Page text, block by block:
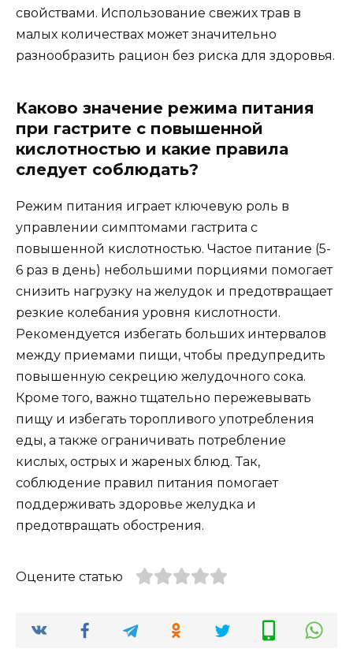
свойствами. Использование свежих трав в
малых количествах может значительно
разнообразить рацион без риска для здоровья.
Каково значение режима питания
при гастрите с повышенной
кислотностью и какие правила
следует соблюдать?
Режим питания играет ключевую роль в
управлении симптомами гастрита с
повышенной кислотностью. Частое питание (5-
6 раз в день) небольшими порциями помогает
снизить нагрузку на желудок и предотвращает
резкие колебания уровня кислотности.
Рекомендуется избегать больших интервалов
между приемами пищи, чтобы предупредить
повышенную секрецию желудочного сока.
Кроме того, важно тщательно пережевывать
пищу и избегать торопливого употребления
еды, а также ограничивать потребление
кислых, острых и жареных блюд. Так,
соблюдение правил питания помогает
поддерживать здоровье желудка и
предотвращать обострения.
Оцените статью